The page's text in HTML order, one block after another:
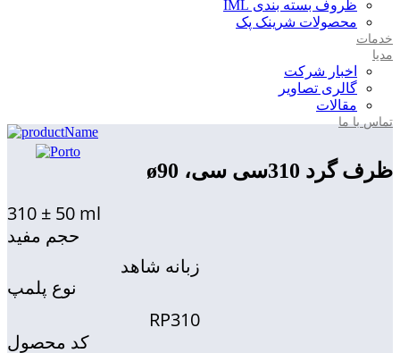
ظروف بسته بندی IML
محصولات شرینک پک
خدمات
مدیا
اخبار شرکت
گالری تصاویر
مقالات
تماس با ما
ظرف گرد 310سی سی، ø90
310 ± 50 ml
حجم مفید
زبانه شاهد
نوع پلمپ
RP310
کد محصول